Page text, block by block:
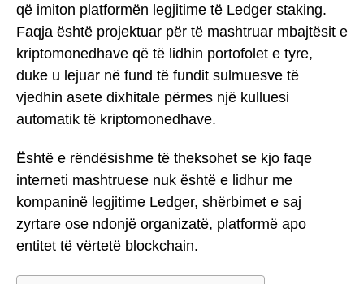
që imiton platformën legjitime të Ledger staking.
Faqja është projektuar për të mashtruar mbajtësit e
kriptomonedhave që të lidhin portofolet e tyre,
duke u lejuar në fund të fundit sulmuesve të
vjedhin asete dixhitale përmes një kulluesi
automatik të kriptomonedhave.
Është e rëndësishme të theksohet se kjo faqe
interneti mashtruese nuk është e lidhur me
kompaninë legjitime Ledger, shërbimet e saj
zyrtare ose ndonjë organizatë, platformë apo
entitet të vërtetë blockchain.